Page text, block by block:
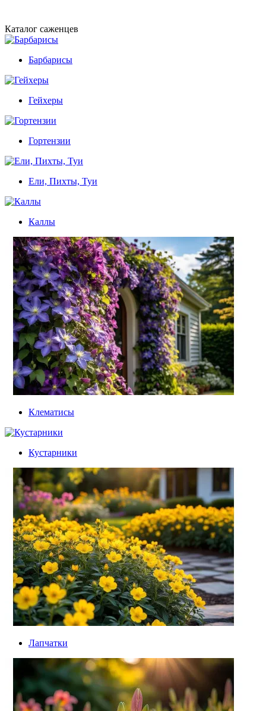
Каталог саженцев
Барбарисы
Гейхеры
Гортензии
Ели, Пихты, Туи
Каллы
Клематисы
Кустарники
Лапчатки